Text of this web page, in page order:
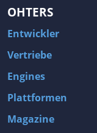
OHTERS
Entwickler
Vertriebe
Engines
Plattformen
Magazine